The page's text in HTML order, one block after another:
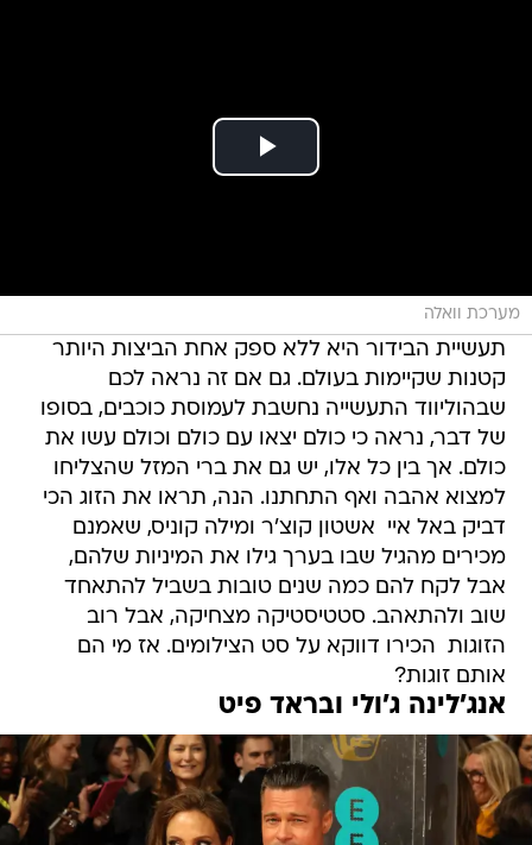
תעשיית הבידור היא ללא ספק אחת הביצות היותר
קטנות שקיימות בעולם. גם אם זה נראה לכם
שבהוליווד התעשייה נחשבת לעמוסת כוכבים, בסופו
של דבר, נראה כי כולם יצאו עם כולם וכולם עשו את
כולם. אך בין כל אלו, יש גם את ברי המזל שהצליחו
למצוא אהבה ואף התחתנו. הנה, תראו את הזוג הכי
דביק באל איי  אשטון קוצ'ר ומילה קוניס, שאמנם
מכירים מהגיל שבו בערך גילו את המיניות שלהם,
אבל לקח להם כמה שנים טובות בשביל להתאחד
שוב ולהתאהב. סטטיסטיקה מצחיקה, אבל רוב
הזוגות  הכירו דווקא על סט הצילומים. אז מי הם
אותם זוגות?
אנג'לינה ג'ולי ובראד פיט